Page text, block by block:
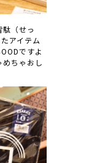
（せっ
アイテム
ですよ
ちゃおし